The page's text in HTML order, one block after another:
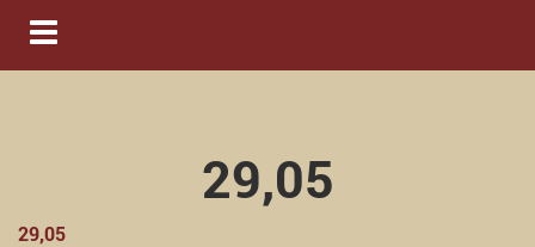
Navigation ein-/ausblenden
29,05
29,05